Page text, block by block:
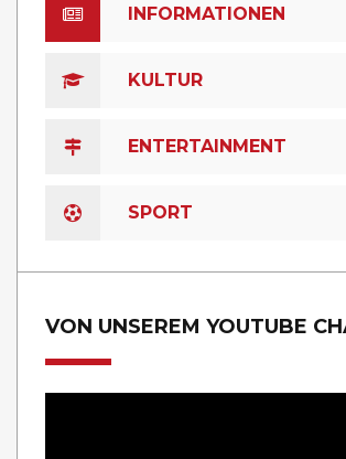
INFORMATIONEN
KULTUR
ENTERTAINMENT
SPORT
VON UNSEREM YOUTUBE